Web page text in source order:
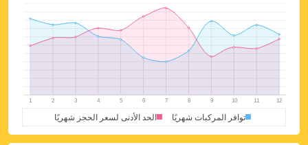
توافر المركبات شهريًا الحد الأدنى لسعر الحجز شهريًا
Top Savings